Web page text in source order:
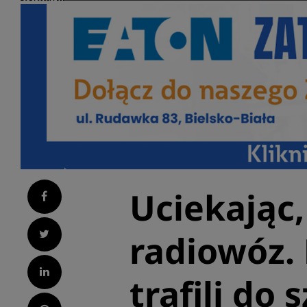
Facebook
Twitter
LinkedIn
trafili do